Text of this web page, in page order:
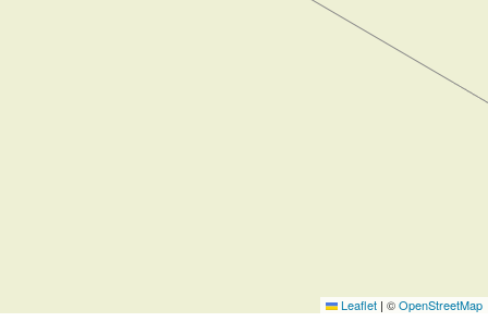
Leaflet | ©OpenStreetMap